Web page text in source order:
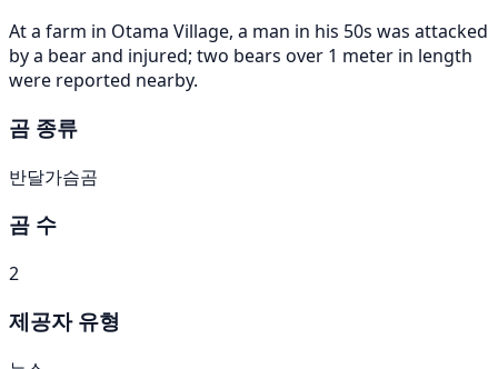
At a farm in Otama Village, a man in his 50s was attacked
by a bear and injured; two bears over 1 meter in length
were reported nearby.
곰 종류
반달가슴곰
곰 수
2
제공자 유형